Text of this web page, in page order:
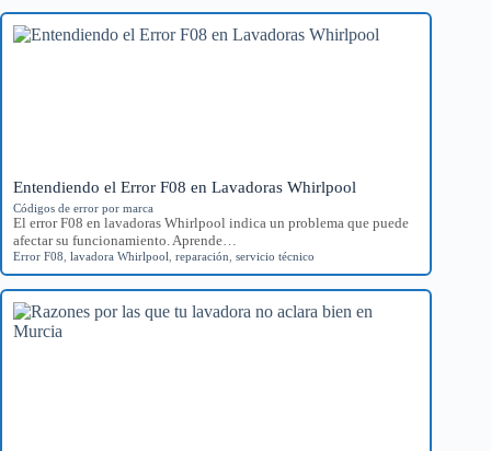
Entendiendo el Error F08 en Lavadoras Whirlpool
Códigos de error por marca
El error F08 en lavadoras Whirlpool indica un problema que puede
afectar su funcionamiento. Aprende…
Error F08 lavadora Whirlpool reparación servicio técnico